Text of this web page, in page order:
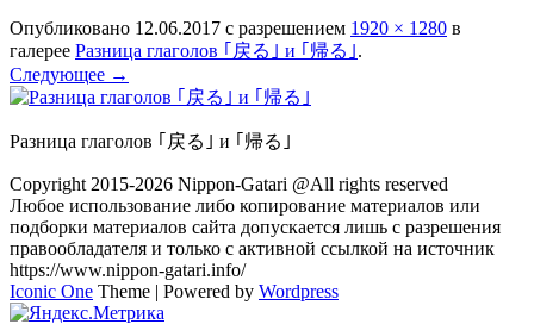
Опубликовано 12.06.2017 с разрешением 1920 × 1280 в
галерее Разница глаголов ｢戻る｣ и ｢帰る｣.
Следующее →
Разница глаголов ｢戻る｣ и ｢帰る｣
Copyright 2015-2026 Nippon-Gatari @All rights reserved
Любое использование либо копирование материалов или
подборки материалов сайта допускается лишь с разрешения
правообладателя и только с активной ссылкой на источник
https://www.nippon-gatari.info/
Iconic One Theme | Powered by Wordpress